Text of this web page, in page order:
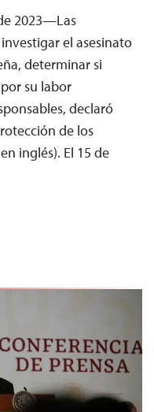
2023—Las
el asesinato
determinar si
su labor
declaró
de los
inglés). El 15 de